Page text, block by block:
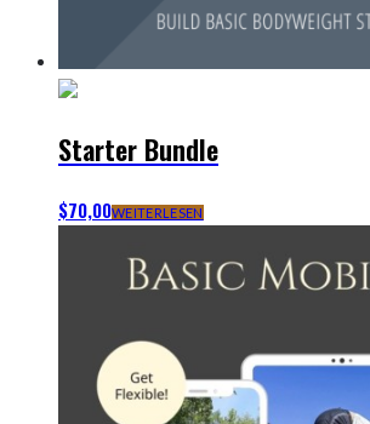
Starter Bundle
$70,00WEITERLESEN